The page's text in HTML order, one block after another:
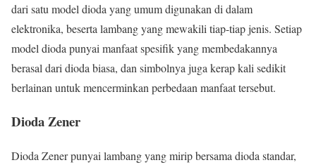
dari satu model dioda yang umum digunakan di dalam
elektronika, beserta lambang yang mewakili tiap-tiap jenis. Setiap
model dioda punyai manfaat spesifik yang membedakannya
berasal dari dioda biasa, dan simbolnya juga kerap kali sedikit
berlainan untuk mencerminkan perbedaan manfaat tersebut.
Dioda Zener
Dioda Zener punyai lambang yang mirip bersama dioda standar,